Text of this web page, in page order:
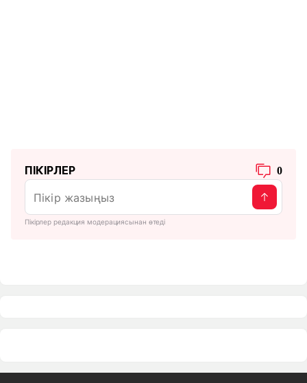
ПІКІРЛЕР 0
Пікірлер редакция модерациясынан өтеді